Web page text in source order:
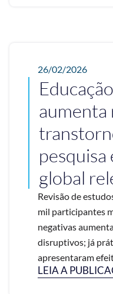
26/02/2026
aumenta
global
Revisão de
mil participantes
negativas
disruptivos; já
apresentaram
LEIA A